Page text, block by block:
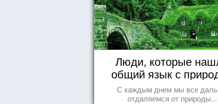
Люди, которые
общий язык с
С каждым днем мы все
отдаляемся от природы...